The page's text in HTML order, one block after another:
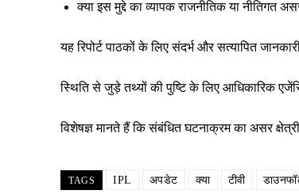
क्या इस मुद्दे का व्यापक राजनीतिक या नीतिगत
यह रिपोर्ट पाठकों के लिए संदर्भ और सत्यापित
स्थिति से जुड़े तथ्यों की पुष्टि के लिए आधिकारिक
विशेषज्ञ मानते हैं कि संबंधित घटनाक्रम का असर
TAGS IPL अपडेट क्या टीवी